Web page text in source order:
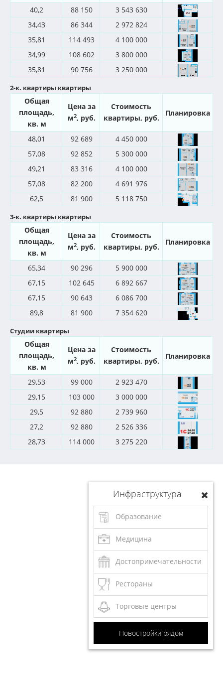
40,2 88 150
3 543 630
34,43
86 344
2 972 824
35,81
114 493
4 100 000
34,99
108 602
3 800 000
35,81
90 756 3 250 000
2-к. квартиры квартиры
Общая
площадь,
кв. м
Цена за
м2, руб.
Стоимость
квартиры, руб.
Планировка
48,01 92 689
4 450 000
57,08
92 852
5 300 000
49,21
83 316
4 100 000
57,08
82 200
4 691 976
62,5
81 900 5 118 750
3-к. квартиры квартиры
Общая
площадь,
кв. м
Цена за
м2, руб.
Стоимость
квартиры, руб.
Планировка
65,34 90 296
5 900 000
67,15
102 645
6 892 667
67,15
90 643
6 086 700
89,8
81 900 7 354 620
Студии квартиры
Общая
площадь,
кв. м
Цена за
м2, руб.
Стоимость
квартиры, руб.
Планировка
29,53 99 000
2 923 470
29,15
103 000
3 000 000
29,5
92 880
2 739 960
27,2
92 880
2 526 336
28,73
114 000 3 275 220
Инфраструктура
Образование
Медицина
Достопримечательности
Рестораны
Торговые центры
Новостройки рядом